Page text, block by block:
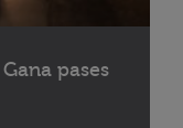
pases